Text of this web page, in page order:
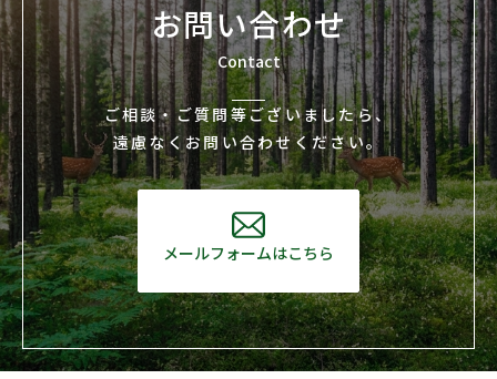
お問い合わせ
Contact
ご相談・ご質問等ございましたら、
遠慮なくお問い合わせください。
メールフォームはこちら